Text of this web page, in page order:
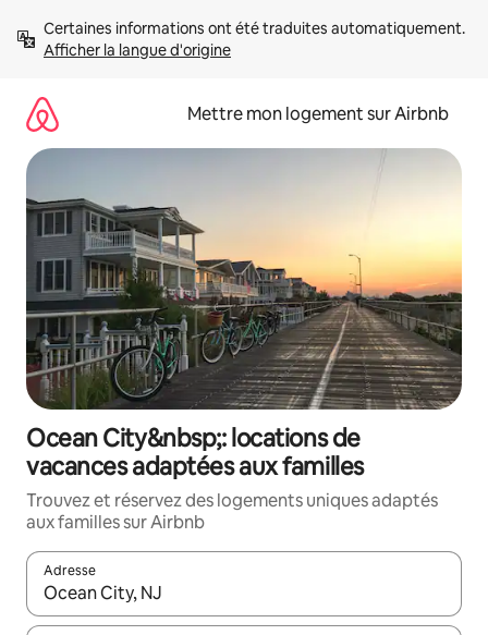
directement
Afficher la langue d'origine
Mettre mon logement sur Airbnb
Ocean City&nbsp;: locations de
vacances adaptées aux familles
Trouvez et réservez des logements uniques adaptés
aux familles sur Airbnb
Adresse
Lorsque les résultats s'affichent, utilisez les flèches vers le